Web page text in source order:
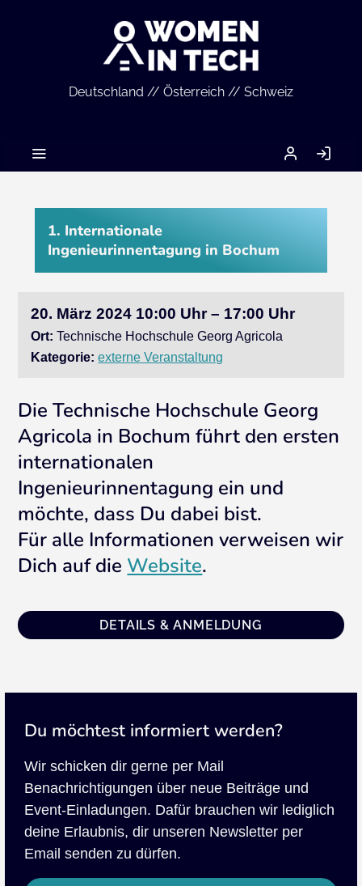
Deutschland // Österreich // Schweiz
MEIN
ACCOUNT
1. Internationale
Ingenieurinnentagung in Bochum
20. März 2024 10:00 Uhr – 17:00 Uhr
Ort: Technische Hochschule Georg Agricola
Kategorie: externe Veranstaltung
Die Technische Hochschule Georg
Agricola in Bochum führt den ersten
internationalen
Ingenieurinnentagung ein und
möchte, dass Du dabei bist.
Für alle Informationen verweisen wir
Dich auf die Website.
DETAILS & ANMELDUNG
Du möchtest informiert werden?
Wir schicken dir gerne per Mail
Benachrichtigungen über neue Beiträge und
Event-Einladungen. Dafür brauchen wir lediglich
deine Erlaubnis, dir unseren Newsletter per
Email senden zu dürfen.